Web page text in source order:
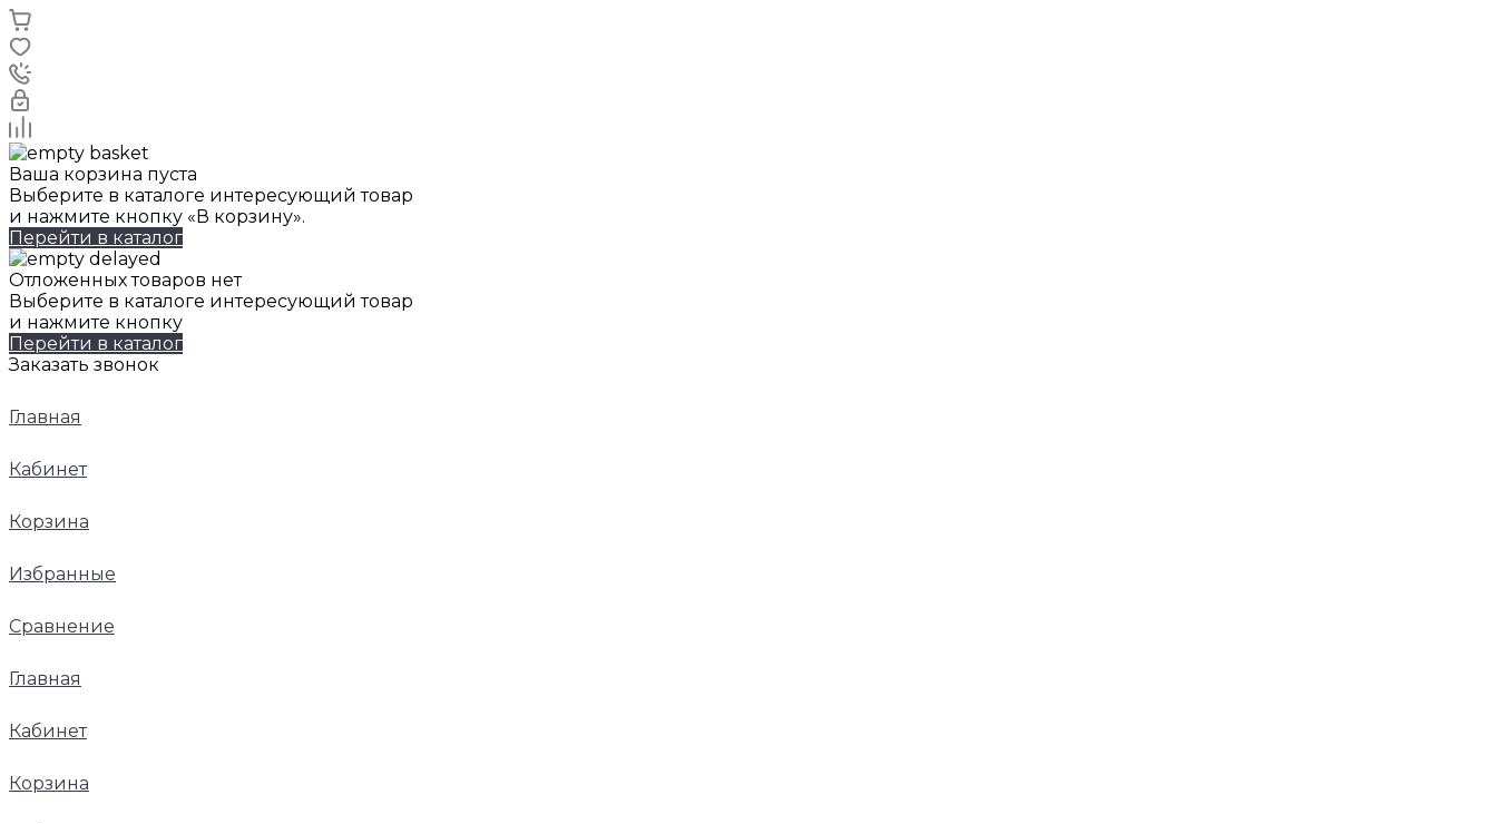
Ваша корзина пуста
Выберите в каталоге интересующий товар
и нажмите кнопку «В корзину».
Перейти в каталог
Отложенных товаров нет
Выберите в каталоге интересующий товар
и нажмите кнопку
Перейти в каталог
Заказать звонок
Главная
Кабинет
Корзина
Избранные
Сравнение
Главная
Кабинет
Корзина